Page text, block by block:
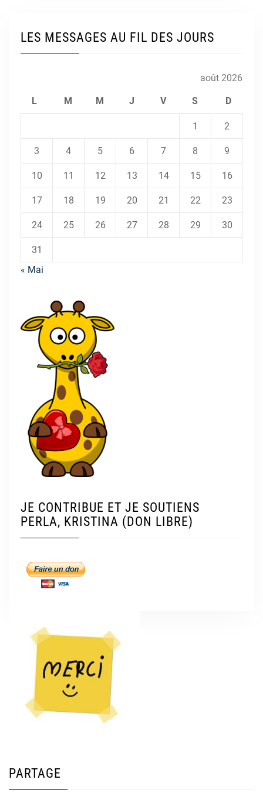
LES MESSAGES AU FIL DES JOURS
août 2026
L M M J V S D
1 2
3 4 5 6 7 8 9
10 11 12 13 14 15 16
17 18 19 20 21 22 23
24 25 26 27 28 29 30
31
« Mai
JE CONTRIBUE ET JE SOUTIENS
PERLA, KRISTINA (DON LIBRE)
PARTAGE